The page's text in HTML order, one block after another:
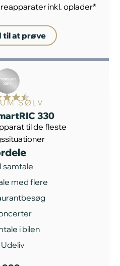
inkl. oplader*
til at prøve
SØLV
330
til de fleste
samtale
med flere
i bilen
Udeliv